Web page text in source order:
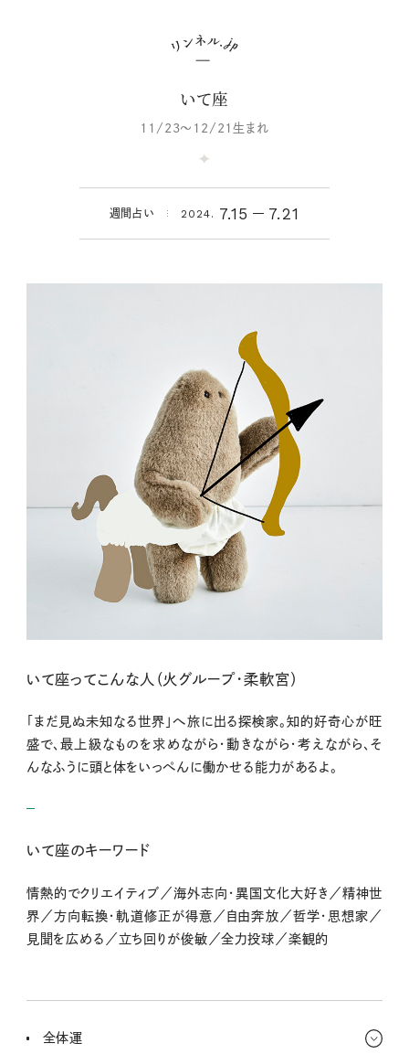
いて座
11/23～12/21生まれ
週間占い 2024. 7.15 7.21
いて座ってこんな人（火グループ・柔軟宮）
「まだ見ぬ未知なる世界」へ旅に出る探検家。知的好奇心が旺
盛で、最上級なものを求めながら・動きながら・考えながら、そ
んなふうに頭と体をいっぺんに働かせる能力があるよ。
いて座のキーワード
情熱的でクリエイティブ／海外志向・異国文化大好き／精神世
界／方向転換・軌道修正が得意／自由奔放／哲学・思想家／
見聞を広める／立ち回りが俊敏／全力投球／楽観的
全体運